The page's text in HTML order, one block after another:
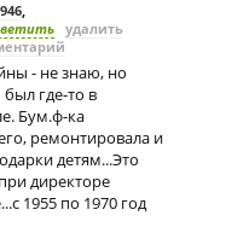
,
удалить
- не знаю, но
где-то в
Бум.ф-ка
ремонтировала и
детям...Это
директоре
1955 по 1970 год